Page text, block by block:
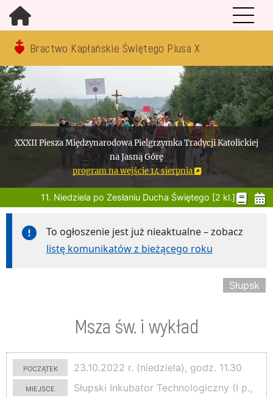
Bractwo Kapłańskie Świętego Piusa X
XXXII Piesza Międzynarodowa Pielgrzymka Tradycji Katolickiej
na Jasną Górę
program na wejście 14 sierpnia
11. Niedziela po Zesłaniu Ducha Świętego [2 kl.]
To ogłoszenie jest już nieaktualne – zobacz
listę komunikatów z bieżącego roku
Słupsk
Msza św. i wykład
początek
23.10.2022 r. (niedziela), godz. 11.30
miejsce
Słupski Inkubator Technologiczny (I p.,